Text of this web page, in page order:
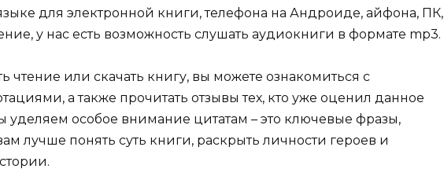
для электронной книги, телефона на Андроиде, айфона, ПК,
у нас есть возможность слушать аудиокниги в формате mp3.
чтение или скачать книгу, вы можете ознакомиться с
а также прочитать отзывы тех, кто уже оценил данное
уделяем особое внимание цитатам – это ключевые фразы,
лучше понять суть книги, раскрыть личности героев и